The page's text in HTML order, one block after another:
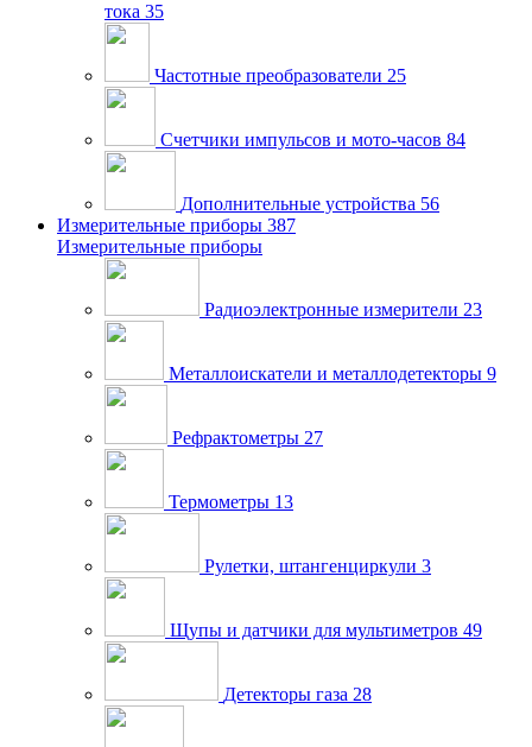
тока 35
Частотные преобразователи 25
Счетчики импульсов и мото-часов 84
Дополнительные устройства 56
Измерительные приборы 387
Измерительные приборы
Радиоэлектронные измерители 23
Металлоискатели и металлодетекторы 9
Рефрактометры 27
Термометры 13
Рулетки, штангенциркули 3
Щупы и датчики для мультиметров 49
Детекторы газа 28